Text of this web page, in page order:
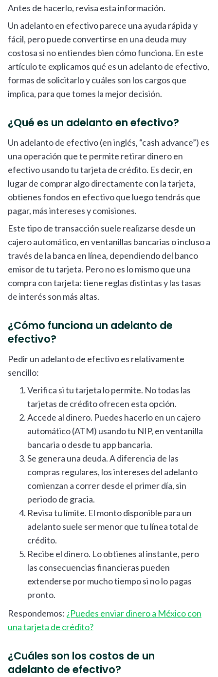
Antes de hacerlo, revisa esta información.
Un adelanto en efectivo parece una ayuda rápida y
fácil, pero puede convertirse en una deuda muy
costosa si no entiendes bien cómo funciona. En este
artículo te explicamos qué es un adelanto de efectivo,
formas de solicitarlo y cuáles son los cargos que
implica, para que tomes la mejor decisión.
¿Qué es un adelanto en efectivo?
Un adelanto de efectivo (en inglés, “cash advance”) es
una operación que te permite retirar dinero en
efectivo usando tu tarjeta de crédito. Es decir, en
lugar de comprar algo directamente con la tarjeta,
obtienes fondos en efectivo que luego tendrás que
pagar, más intereses y comisiones.
Este tipo de transacción suele realizarse desde un
cajero automático, en ventanillas bancarias o incluso a
través de la banca en línea, dependiendo del banco
emisor de tu tarjeta. Pero no es lo mismo que una
compra con tarjeta: tiene reglas distintas y las tasas
de interés son más altas.
¿Cómo funciona un adelanto de
efectivo?
Pedir un adelanto de efectivo es relativamente
sencillo:
Verifica si tu tarjeta lo permite. No todas las
tarjetas de crédito ofrecen esta opción.
Accede al dinero. Puedes hacerlo en un cajero
automático (ATM) usando tu NIP, en ventanilla
bancaria o desde tu app bancaria.
Se genera una deuda. A diferencia de las
compras regulares, los intereses del adelanto
comienzan a correr desde el primer día, sin
periodo de gracia.
Revisa tu límite. El monto disponible para un
adelanto suele ser menor que tu línea total de
crédito.
Recibe el dinero. Lo obtienes al instante, pero
las consecuencias financieras pueden
extenderse por mucho tiempo si no lo pagas
pronto.
Respondemos: ¿Puedes enviar dinero a México con
una tarjeta de crédito?
¿Cuáles son los costos de un
adelanto de efectivo?